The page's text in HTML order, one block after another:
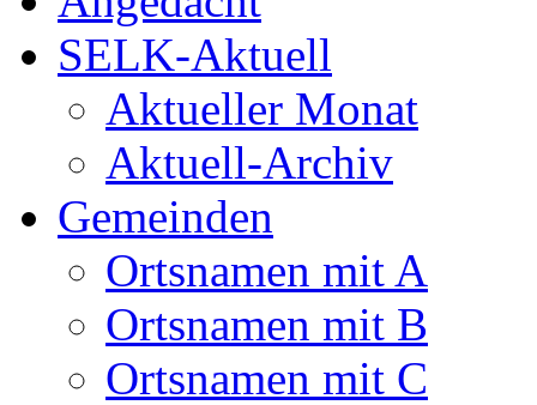
SELK-Aktuell
Aktueller Monat
Aktuell-Archiv
Gemeinden
Ortsnamen mit A
Ortsnamen mit B
Ortsnamen mit C